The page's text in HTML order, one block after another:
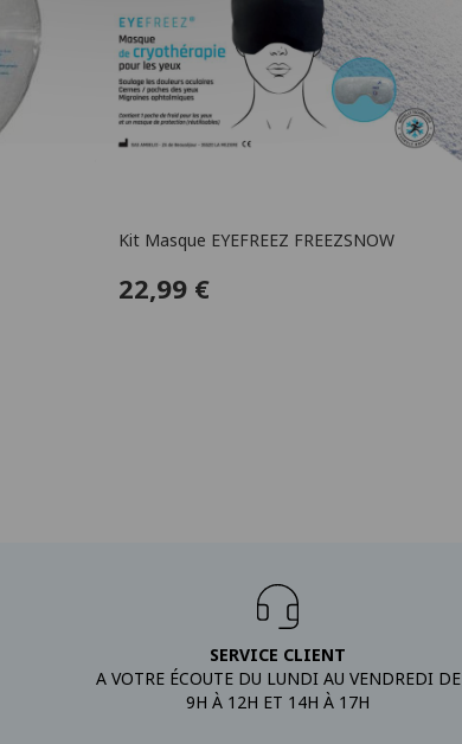
Kit Masque EYEFREEZ FREEZSNOW
22,99 €
SERVICE CLIENT
A VOTRE ÉCOUTE DU LUNDI AU VENDREDI DE
9H À 12H ET 14H À 17H